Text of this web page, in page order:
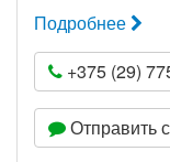
Подробнее
+375 (29)
Отправить